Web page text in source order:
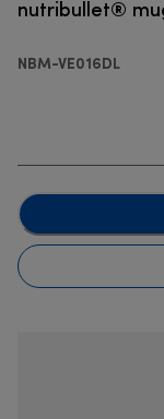
nutribullet®
NBM-VE016DL